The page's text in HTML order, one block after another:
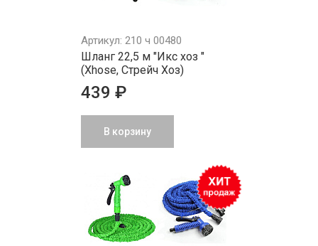
Артикул: 210 ч 00480
Шланг 22,5 м "Икс хоз "
(Xhose, Стрейч Хоз)
439 ₽
В корзину